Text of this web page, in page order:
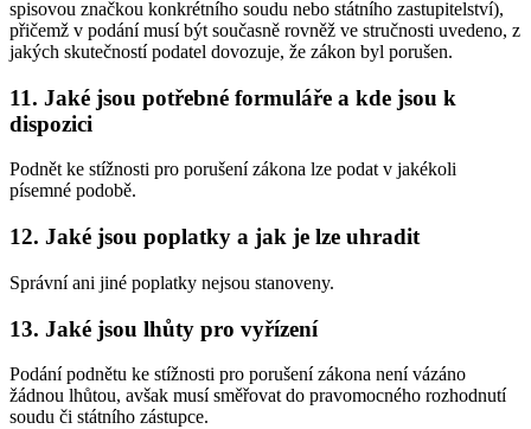
spisovou značkou konkrétního soudu nebo státního zastupitelství),
přičemž v podání musí být současně rovněž ve stručnosti uvedeno, z
jakých skutečností podatel dovozuje, že zákon byl porušen.
11. Jaké jsou potřebné formuláře a kde jsou k
dispozici
Podnět ke stížnosti pro porušení zákona lze podat v jakékoli
písemné podobě.
12. Jaké jsou poplatky a jak je lze uhradit
Správní ani jiné poplatky nejsou stanoveny.
13. Jaké jsou lhůty pro vyřízení
Podání podnětu ke stížnosti pro porušení zákona není vázáno
žádnou lhůtou, avšak musí směřovat do pravomocného rozhodnutí
soudu či státního zástupce.